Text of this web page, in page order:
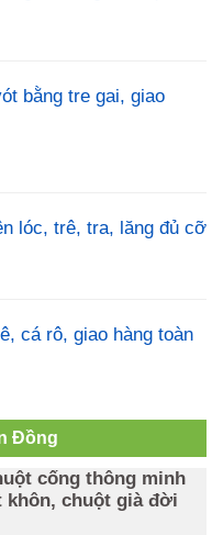
bằng tre gai, giao
lóc, trê, tra, lăng đủ cỡ
cá rô, giao hàng toàn
Đồng
cống thông minh
khôn, chuột già đời